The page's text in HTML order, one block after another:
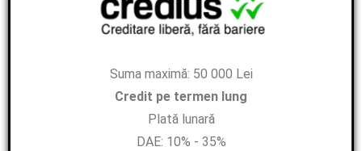
Suma maximă: 50 000 Lei
Credit pe termen lung
Plată lunară
DAE: 10% - 35%